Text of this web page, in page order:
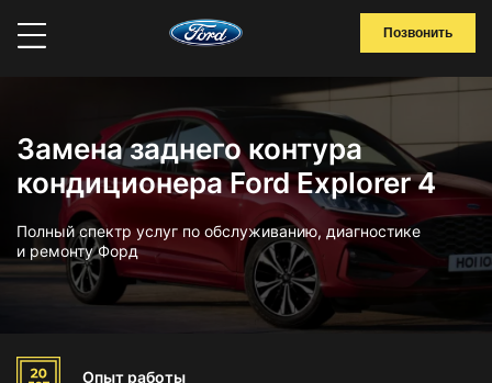
Позвонить
Замена заднего контура
кондиционера Ford Explorer 4
Полный спектр услуг по обслуживанию, диагностике
и ремонту Форд
Опыт работы